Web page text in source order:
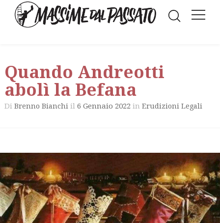
Quando Andreotti
abolì la Befana
Di Brenno Bianchi il 6 Gennaio 2022 in Erudizioni Legali